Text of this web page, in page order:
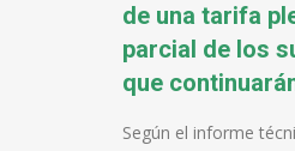
de una tarifa
parcial de los
que
Según el informe